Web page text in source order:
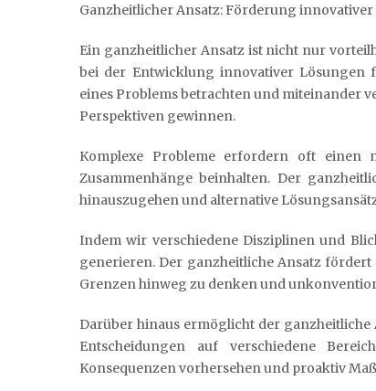
Ganzheitlicher Ansatz: Förderung
Ein ganzheitlicher Ansatz ist nicht nur
bei der Entwicklung innovativer Lösungen
eines Problems betrachten und miteinander
Perspektiven gewinnen.
Komplexe Probleme erfordern oft einen
Zusammenhänge beinhalten. Der
hinauszugehen und alternative
Indem wir verschiedene Disziplinen und
generieren. Der ganzheitliche Ansatz
Grenzen hinweg zu denken und
Darüber hinaus ermöglicht der
Entscheidungen auf verschiedene
Konsequenzen vorhersehen und proaktiv